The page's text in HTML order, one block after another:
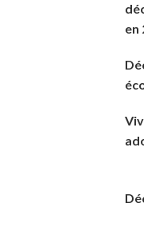
en